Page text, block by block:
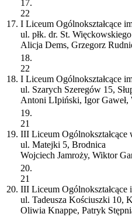
17.
17.
22
I Liceum Ogólnokształcące
ul. płk. dr. St.
Alicja Dems, Grzegorz
18.
18.
22
I Liceum Ogólnokształcące
ul. Szarych Szeregów 15,
Antoni LIpiński, Igor Gaweł,
19.
19.
21
III Liceum
ul. Matejki 5, Brodnica
Wojciech Jamroży, Wiktor
20.
20.
21
III Liceum
ul. Tadeusza Kościuszki 10,
Oliwia Knappe, Patryk